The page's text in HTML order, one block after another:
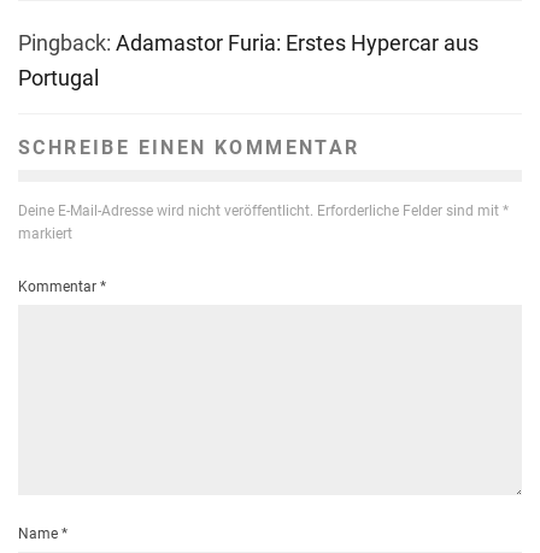
Pingback: Adamastor Furia: Erstes Hypercar aus
Portugal
SCHREIBE EINEN KOMMENTAR
Deine E-Mail-Adresse wird nicht veröffentlicht. Erforderliche Felder sind mit *
markiert
Kommentar *
Name *